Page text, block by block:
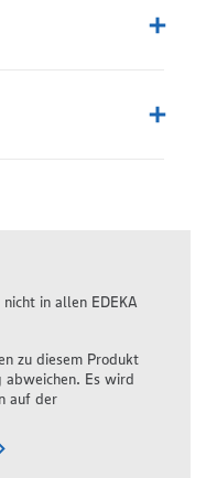
in allen EDEKA
zu diesem Produkt
abweichen. Es wird
auf der